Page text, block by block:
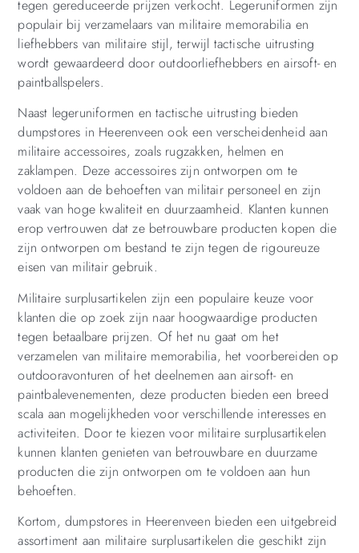
tegen gereduceerde prijzen verkocht. Legeruniformen zijn
populair bij verzamelaars van militaire memorabilia en
liefhebbers van militaire stijl, terwijl tactische uitrusting
wordt gewaardeerd door outdoorliefhebbers en airsoft- en
paintballspelers.
Naast legeruniformen en tactische uitrusting bieden
dumpstores in Heerenveen ook een verscheidenheid aan
militaire accessoires, zoals rugzakken, helmen en
zaklampen. Deze accessoires zijn ontworpen om te
voldoen aan de behoeften van militair personeel en zijn
vaak van hoge kwaliteit en duurzaamheid. Klanten kunnen
erop vertrouwen dat ze betrouwbare producten kopen die
zijn ontworpen om bestand te zijn tegen de rigoureuze
eisen van militair gebruik.
Militaire surplusartikelen zijn een populaire keuze voor
klanten die op zoek zijn naar hoogwaardige producten
tegen betaalbare prijzen. Of het nu gaat om het
verzamelen van militaire memorabilia, het voorbereiden op
outdooravonturen of het deelnemen aan airsoft- en
paintbalevenementen, deze producten bieden een breed
scala aan mogelijkheden voor verschillende interesses en
activiteiten. Door te kiezen voor militaire surplusartikelen
kunnen klanten genieten van betrouwbare en duurzame
producten die zijn ontworpen om te voldoen aan hun
behoeften.
Kortom, dumpstores in Heerenveen bieden een uitgebreid
assortiment aan militaire surplusartikelen die geschikt zijn